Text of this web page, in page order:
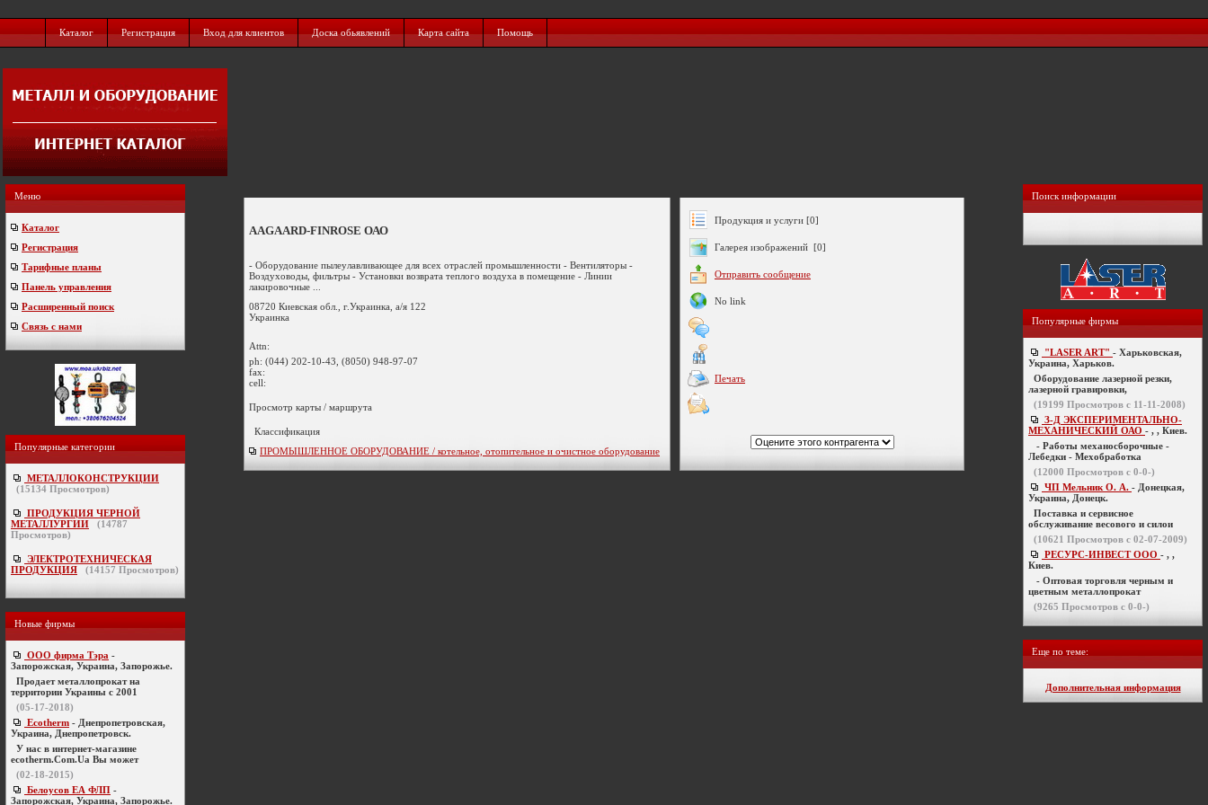
Каталог Регистрация Вход для клиентов Доска обьявлений Карта сайта Помощь
Меню
Каталог
Регистрация
Тарифные планы
Панель управления
Расширенный поиск
Связь с нами
Популярные категории
МЕТАЛЛОКОНСТРУКЦИИ
(15134 Просмотров)
ПРОДУКЦИЯ ЧЕРНОЙ
МЕТАЛЛУРГИИ
(14787
Просмотров)
ЭЛЕКТРОТЕХНИЧЕСКАЯ
ПРОДУКЦИЯ
(14157 Просмотров)
Новые фирмы
ООО фирма Тэра -
Запорожская, Украина, Запорожье.
Продает металлопрокат на
территории Украины с 2001
(05-17-2018)
Ecotherm - Днепропетровская,
Украина, Днепропетровск.
У нас в интернет-магазине
ecotherm.Com.Ua Вы может
(02-18-2015)
Белоусов ЕА ФЛП -
Запорожская, Украина, Запорожье.
AAGAARD-FINROSE ОАО
- Оборудование пылеулавливающее для всех отраслей промышленности - Вентиляторы -
Воздуховоды, фильтры - Установки возврата теплого воздуха в помещение - Линии
лакировочные ...
08720 Киевская обл., г.Украинка, а/я 122
Украинка
Attn:
ph: (044) 202-10-43, (8050) 948-97-07
fax:
cell:
Просмотр карты / маршрута
Классификация
ПРОМЫШЛЕННОЕ ОБОРУДОВАНИЕ / котельное, отопительное и очистное оборудование
Продукция и услуги [0]
Галерея изображений [0]
Отправить сообщение
No link
Печать
Поиск информации
Популярные фирмы
"LASER ART" - Харьковская,
Украина, Харьков.
Оборудование лазерной резки,
лазерной гравировки,
(19199 Просмотров с 11-11-2008)
З-Д ЭКСПЕРИМЕНТАЛЬНО-
МЕХАНИЧЕСКИЙ ОАО - , , Киев.
- Работы механосборочные -
Лебедки - Мехобработка
(12000 Просмотров с 0-0-)
ЧП Мельник О. А. - Донецкая,
Украина, Донецк.
Поставка и сервисное
обслуживание весового и силои
(10621 Просмотров с 02-07-2009)
РЕСУРС-ИНВЕСТ ООО - , ,
Киев.
- Оптовая торговля черным и
цветным металлопрокат
(9265 Просмотров с 0-0-)
Еще по теме:
Дополнительная информация